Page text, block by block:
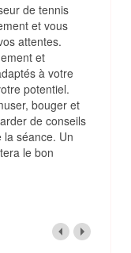
de tennis
et vous
attentes.
et
à votre
potentiel.
bouger et
de conseils
séance. Un
le bon